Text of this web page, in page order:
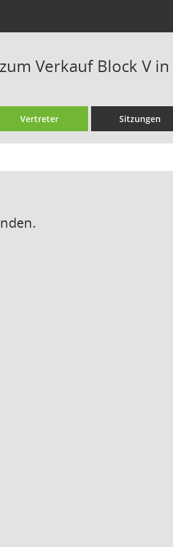
Verkauf Block V
Vertreter Sitzungen